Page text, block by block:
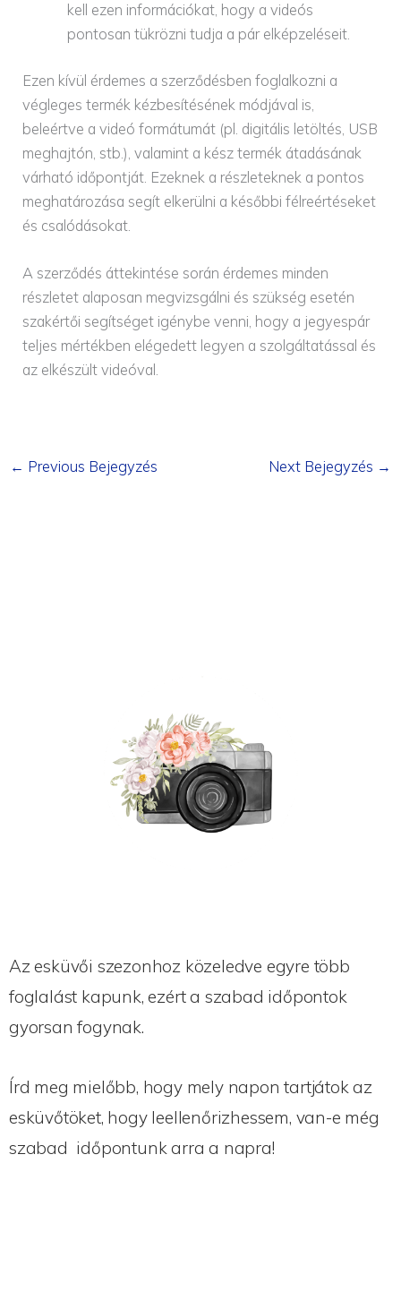
kell ezen információkat, hogy a videós
pontosan tükrözni tudja a pár elképzeléseit.
Ezen kívül érdemes a szerződésben foglalkozni a
végleges termék kézbesítésének módjával is,
beleértve a videó formátumát (pl. digitális letöltés, USB
meghajtón, stb.), valamint a kész termék átadásának
várható időpontját. Ezeknek a részleteknek a pontos
meghatározása segít elkerülni a későbbi félreértéseket
és csalódásokat.
A szerződés áttekintése során érdemes minden
részletet alaposan megvizsgálni és szükség esetén
szakértői segítséget igénybe venni, hogy a jegyespár
teljes mértékben elégedett legyen a szolgáltatással és
az elkészült videóval.
← Previous Bejegyzés Next Bejegyzés →
Az esküvői szezonhoz közeledve egyre több
foglalást kapunk, ezért a szabad időpontok
gyorsan fogynak.
Írd meg mielőbb, hogy mely napon tartjátok az
esküvőtöket, hogy leellenőrizhessem, van-e még
szabad időpontunk arra a napra!